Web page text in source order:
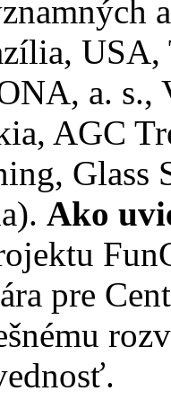
USA,
a. s.,
AGC
Glass
Ako
pre